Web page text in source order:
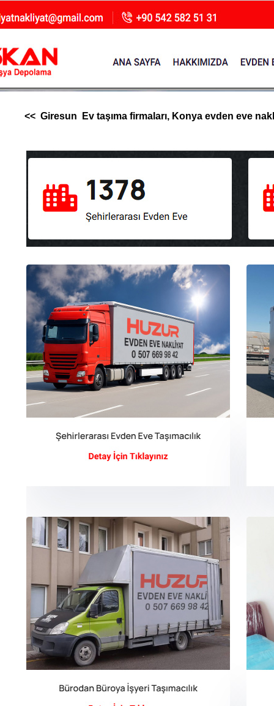
<< Giresun Ev taşıma firmaları, Konya evden eve